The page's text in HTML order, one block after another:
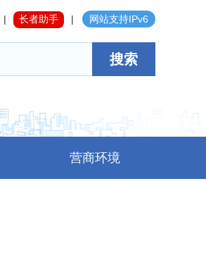
| 长者助手 | 网站支持IPv6
搜索
营商环境